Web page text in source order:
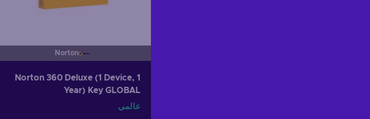
Norton
Norton 360 Deluxe (1 Device, 1
Year) Key GLOBAL
عالمي